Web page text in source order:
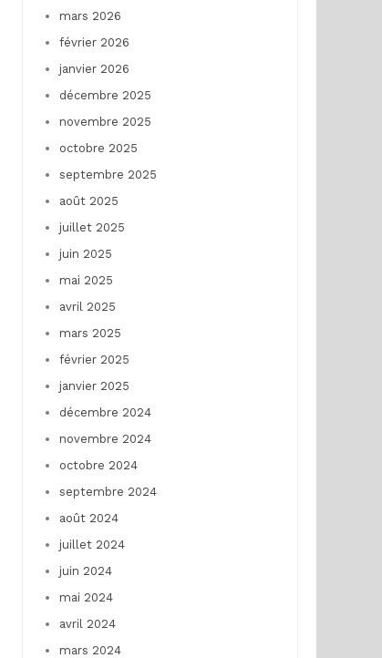
mars 2026
février 2026
janvier 2026
décembre 2025
novembre 2025
octobre 2025
septembre 2025
août 2025
juillet 2025
juin 2025
mai 2025
avril 2025
mars 2025
février 2025
janvier 2025
décembre 2024
novembre 2024
octobre 2024
septembre 2024
août 2024
juillet 2024
juin 2024
mai 2024
avril 2024
mars 2024